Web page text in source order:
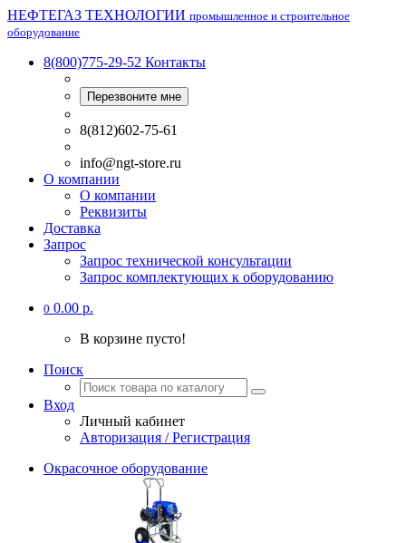
НЕФТЕГАЗ ТЕХНОЛОГИИ промышленное и строительное
оборудование
8(800)775-29-52 Контакты
Перезвоните мне
8(812)602-75-61
info@ngt-store.ru
О компании
О компании
Реквизиты
Доставка
Запрос
Запрос технической консультации
Запрос комплектующих к оборудованию
0 0.00 р.
В корзине пусто!
Поиск
Вход
Личный кабинет
Авторизация / Регистрация
Окрасочное оборудование